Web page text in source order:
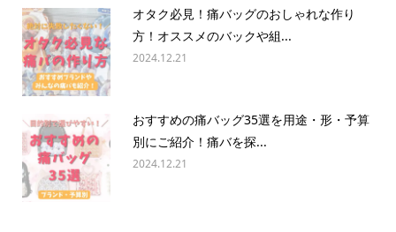
オタク必見！痛バッグのおしゃれな作り
方！オススメのバックや組...
2024.12.21
おすすめの痛バッグ35選を用途・形・予算
別にご紹介！痛バを探...
2024.12.21